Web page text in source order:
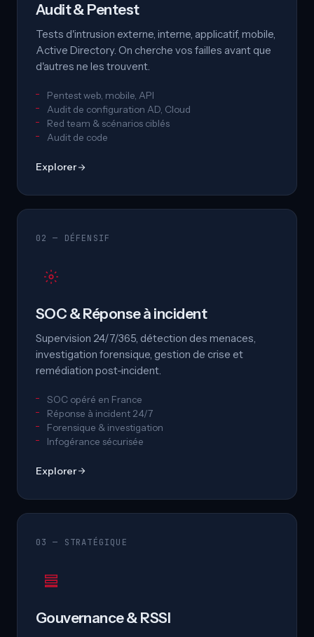
Audit & Pentest
Tests d'intrusion externe, interne, applicatif, mobile,
Active Directory. On cherche vos failles avant que
d'autres ne les trouvent.
Pentest web, mobile, API
Audit de configuration AD, Cloud
Red team & scénarios ciblés
Audit de code
Explorer
02 — DÉFENSIF
SOC & Réponse à incident
Supervision 24/7/365, détection des menaces,
investigation forensique, gestion de crise et
remédiation post-incident.
SOC opéré en France
Réponse à incident 24/7
Forensique & investigation
Infogérance sécurisée
Explorer
03 — STRATÉGIQUE
Gouvernance & RSSI